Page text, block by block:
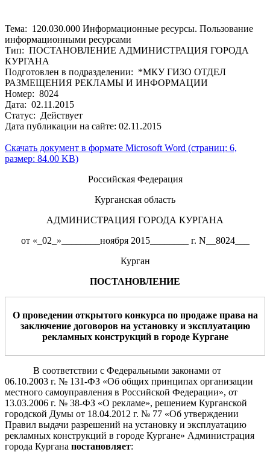
Тема: 120.030.000 Информационные ресурсы. Пользование
информационными ресурсами
Тип: ПОСТАНОВЛЕНИЕ АДМИНИСТРАЦИЯ ГОРОДА
КУРГАНА
Подготовлен в подразделении: *МКУ ГИЗО ОТДЕЛ
РАЗМЕЩЕНИЯ РЕКЛАМЫ И ИНФОРМАЦИИ
Номер: 8024
Дата: 02.11.2015
Статус: Действует
Дата публикации на сайте: 02.11.2015
Скачать документ в формате Microsoft Word (страниц: 6,
размер: 84.00 KB)
Российская Федерация
Курганская область
АДМИНИСТРАЦИЯ ГОРОДА КУРГАНА
от «_02_»________ноября 2015________ г. N__8024___
Курган
ПОСТАНОВЛЕНИЕ
О проведенииоткрытогоконкурса по продаже права на
заключение договоровна установку и эксплуатацию
рекламных конструкций в городе Кургане
В соответствии с Федеральными законами от
06.10.2003 г. № 131-ФЗ «Об общих принципах организации
местного самоуправления в Российской Федерации», от
13.03.2006 г. № 38-ФЗ «О рекламе», решением Курганской
городской Думы от 18.04.2012 г. № 77 «Об утверждении
Правил выдачи разрешений на установку и эксплуатацию
рекламных конструкций в городе Кургане» Администрация
города Кургана постановляет: